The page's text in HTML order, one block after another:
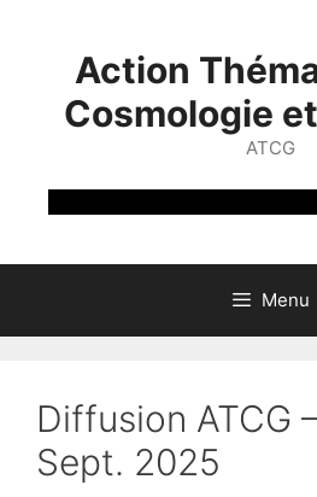
Action
Cosmologie
ATCG
Menu
Diffusion ATCG
Sept. 2025